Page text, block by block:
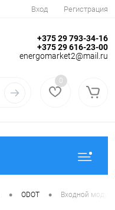
Вход Регистрация
+375 29 793-34-16
+375 29 616-23-00
energomarket2@mail.ru
0
• ODOT • Входной